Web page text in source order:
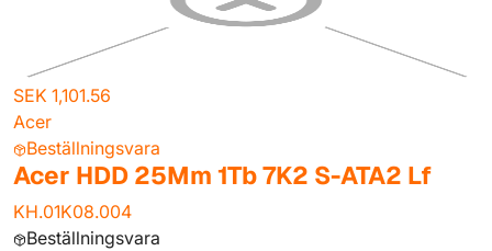
SEK 1,101.56
Acer
Beställningsvara
Acer HDD 25Mm 1Tb 7K2 S-ATA2 Lf
KH.01K08.004
Beställningsvara